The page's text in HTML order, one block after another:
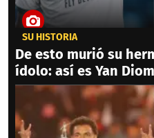
SU HISTORIA
De esto murió su
ídolo: así es Yan